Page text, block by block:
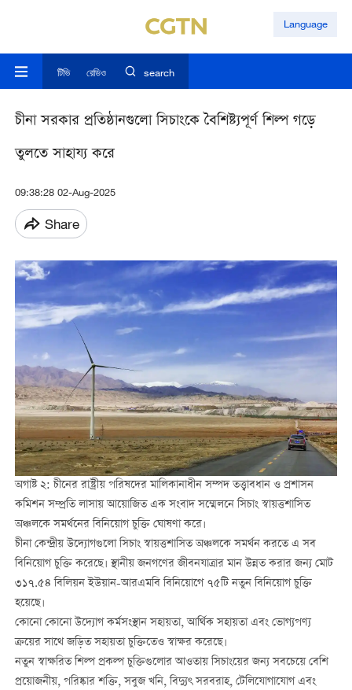
Language
টিভি রেডিও search
চীনা সরকার প্রতিষ্ঠানগুলো সিচাংকে বৈশিষ্ট্যপূর্ণ শিল্প গড়ে
তুলতে সাহায্য করে
09:38:28 02-Aug-2025
Share
অগাষ্ট ২: চীনের রাষ্ট্রীয় পরিষদের মালিকানাধীন সম্পদ তত্ত্বাবধান ও প্রশাসন
কমিশন সম্প্রতি লাসায় আয়োজিত এক সংবাদ সম্মেলনে সিচাং স্বায়ত্তশাসিত
অঞ্চলকে সমর্থনের বিনিয়োগ চুক্তি ঘোষণা করে।
চীনা কেন্দ্রীয় উদ্যোগগুলো সিচাং স্বায়ত্তশাসিত অঞ্চলকে সমর্থন করতে এ সব
বিনিয়োগ চুক্তি করেছে। স্থানীয় জনগণের জীবনযাত্রার মান উন্নত করার জন্য মোট
৩১৭.৫৪ বিলিয়ন ইউয়ান-আরএমবি বিনিয়োগে ৭৫টি নতুন বিনিয়োগ চুক্তি
হয়েছে।
কোনো কোনো উদ্যোগ কর্মসংস্থান সহায়তা, আর্থিক সহায়তা এবং ভোগ্যপণ্য
ক্রয়ের সাথে জড়িত সহায়তা চুক্তিতেও স্বাক্ষর করেছে।
নতুন স্বাক্ষরিত শিল্প প্রকল্প চুক্তিগুলোর আওতায় সিচাংয়ের জন্য সবচেয়ে বেশি
প্রয়োজনীয়, পরিষ্কার শক্তি, সবুজ খনি, বিদ্যুৎ সরবরাহ, টেলিযোগাযোগ এবং